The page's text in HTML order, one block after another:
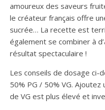
amoureux des saveurs
le créateur français offre
sucrée… La recette est
également se combiner à
résultat spectaculaire !
Les conseils de dosage ci-
50% PG / 50% VG.
de VG est plus élevé et